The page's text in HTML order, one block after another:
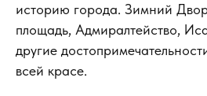
историю города. Зимний
площадь, Адмиралтейство,
другие
всей красе.